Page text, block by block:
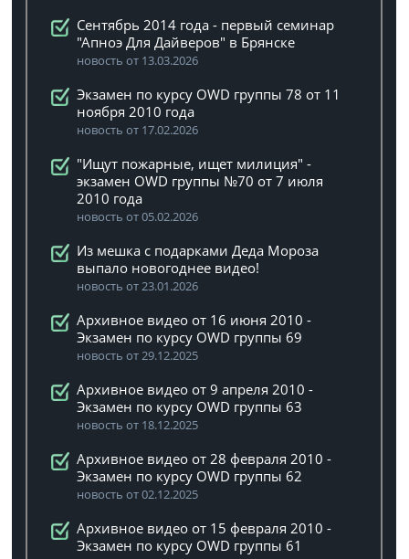
Сентябрь 2014 года - первый семинар
"Апноэ Для Дайверов" в Брянске
новость от 13.03.2026
Экзамен по курсу OWD группы 78 от 11
ноября 2010 года
новость от 17.02.2026
"Ищут пожарные, ищет милиция" -
экзамен OWD группы №70 от 7 июля
2010 года
новость от 05.02.2026
Из мешка с подарками Деда Мороза
выпало новогоднее видео!
новость от 23.01.2026
Архивное видео от 16 июня 2010 -
Экзамен по курсу OWD группы 69
новость от 29.12.2025
Архивное видео от 9 апреля 2010 -
Экзамен по курсу OWD группы 63
новость от 18.12.2025
Архивное видео от 28 февраля 2010 -
Экзамен по курсу OWD группы 62
новость от 02.12.2025
Архивное видео от 15 февраля 2010 -
Экзамен по курсу OWD группы 61